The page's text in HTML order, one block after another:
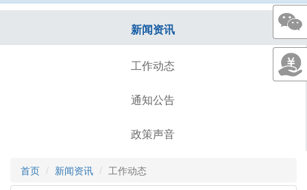
新闻资讯
工作动态
通知公告
政策声音
首页 新闻资讯 工作动态